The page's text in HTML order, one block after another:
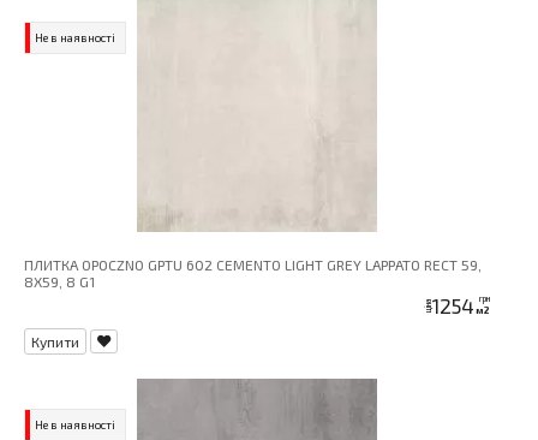
Не в наявності
ПЛИТКА OPOCZNO GPTU 602 CEMENTO LIGHT GREY LAPPATO RECT 59,
8X59, 8 G1
ціна1254 грн
м2
Купити
Не в наявності